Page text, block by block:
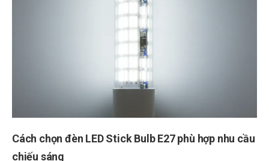
Cách chọn đèn LED Stick Bulb E27 phù hợp nhu cầu
chiếu sáng